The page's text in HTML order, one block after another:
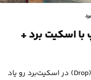
اسکیت برد +
اگه می‌خواین حرکت دراپ(Drop) در اسکیت‌برد رو یاد